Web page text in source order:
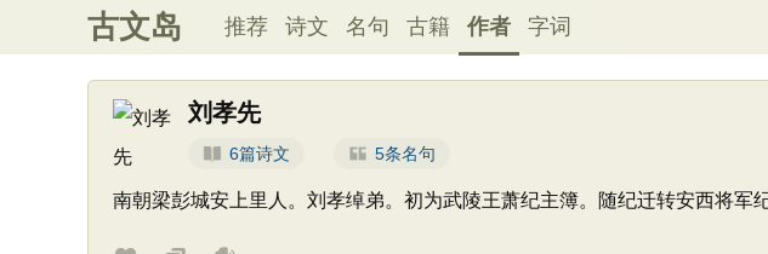
古文岛 推荐 诗文 名句 古籍 作者 字词
刘孝先
6篇诗文 5条名句
南朝梁彭城安上里人。刘孝绰弟。初为武陵王萧纪主簿。随纪迁转安西将军